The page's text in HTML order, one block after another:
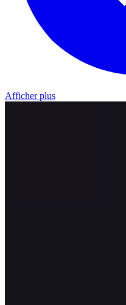
Afficher plus